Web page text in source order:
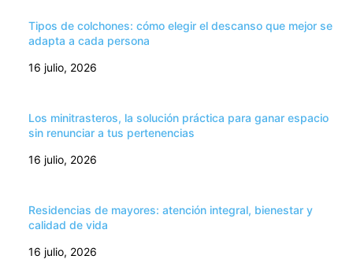
Tipos de colchones: cómo elegir el descanso que mejor se
adapta a cada persona
16 julio, 2026
Los minitrasteros, la solución práctica para ganar espacio
sin renunciar a tus pertenencias
16 julio, 2026
Residencias de mayores: atención integral, bienestar y
calidad de vida
16 julio, 2026